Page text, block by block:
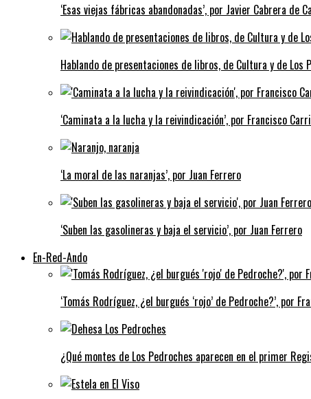
‘Esas viejas fábricas abandonadas’, por Javier Cabrera de
Hablando de presentaciones de libros, de Cultura y de Los
‘Caminata a la lucha y la reivindicación’, por Francisco
‘La moral de las naranjas’, por Juan Ferrero
‘Suben las gasolineras y baja el servicio’, por Juan Ferrero
En-Red-Ando
‘Tomás Rodríguez, ¿el burgués ‘rojo’ de Pedroche?’, por
¿Qué montes de Los Pedroches aparecen en el primer